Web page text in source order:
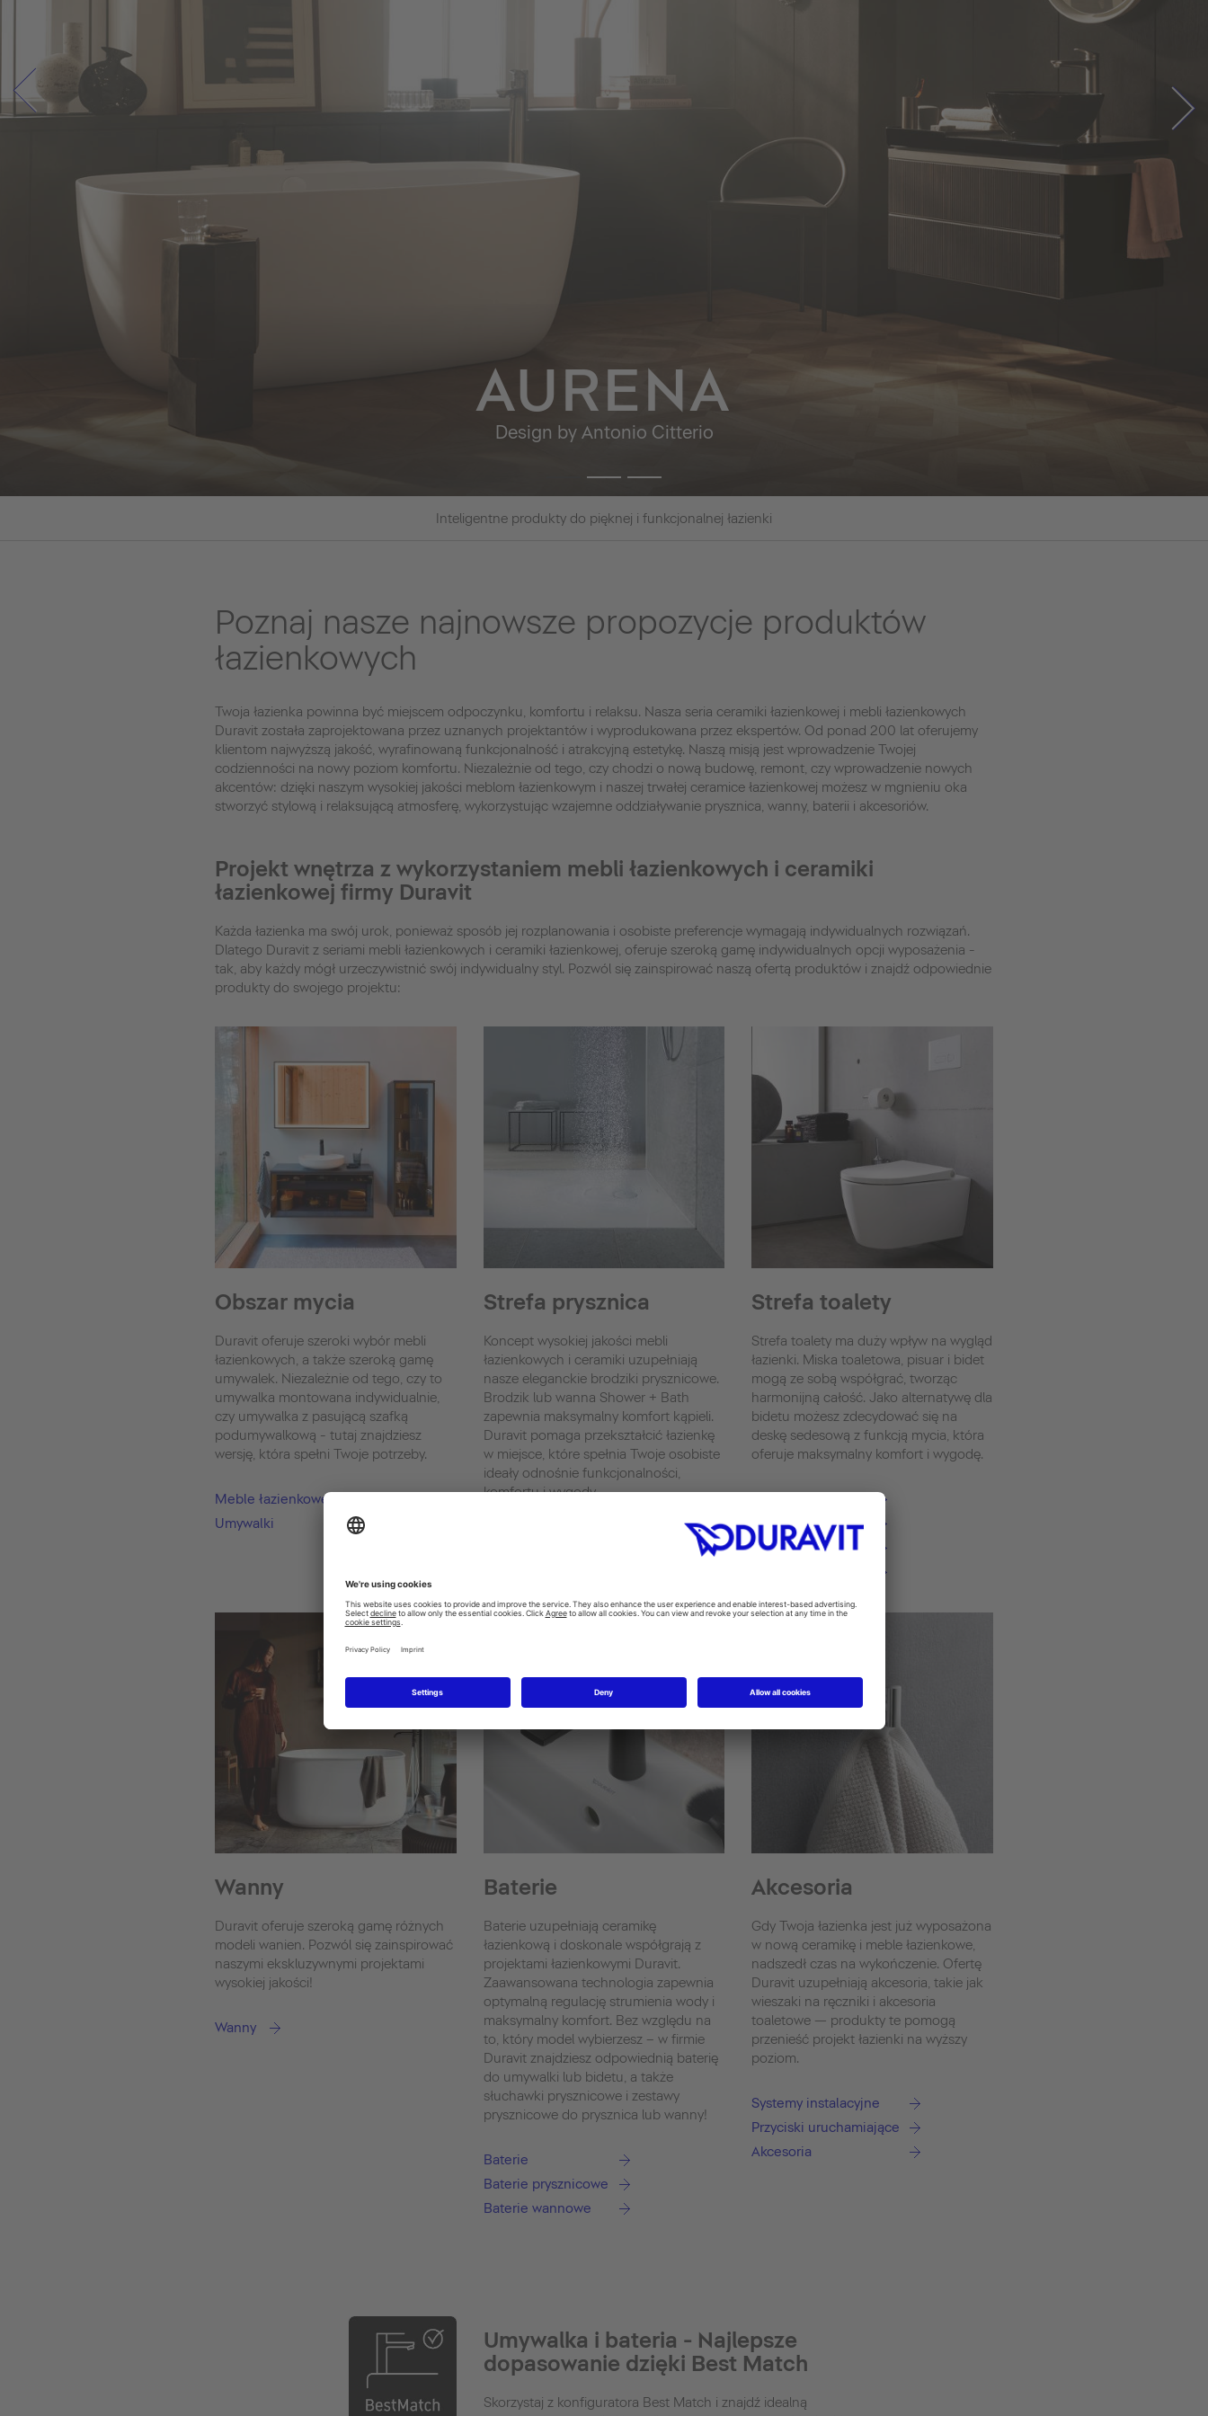
AURENA
Design by Antonio Citterio
Inteligentne produkty do pięknej i funkcjonalnej łazienki
Poznaj nasze najnowsze propozycje produktów
łazienkowych
Twoja łazienka powinna być miejscem odpoczynku, komfortu i relaksu. Nasza seria ceramiki łazienkowej i mebli łazienkowych
Duravit została zaprojektowana przez uznanych projektantów i wyprodukowana przez ekspertów. Od ponad 200 lat oferujemy
klientom najwyższą jakość, wyrafinowaną funkcjonalność i atrakcyjną estetykę. Naszą misją jest wprowadzenie Twojej
codzienności na nowy poziom komfortu. Niezależnie od tego, czy chodzi o nową budowę, remont, czy wprowadzenie nowych
akcentów: dzięki naszym wysokiej jakości meblom łazienkowym i naszej trwałej ceramice łazienkowej możesz w mgnieniu oka
stworzyć stylową i relaksującą atmosferę, wykorzystując wzajemne oddziaływanie prysznica, wanny, baterii i akcesoriów.
Projekt wnętrza z wykorzystaniem mebli łazienkowych i ceramiki
łazienkowej firmy Duravit
Każda łazienka ma swój urok, ponieważ sposób jej rozplanowania i osobiste preferencje wymagają indywidualnych rozwiązań.
Dlatego Duravit z seriami mebli łazienkowych i ceramiki łazienkowej, oferuje szeroką gamę indywidualnych opcji wyposażenia -
tak, aby każdy mógł urzeczywistnić swój indywidualny styl. Pozwól się zainspirować naszą ofertą produktów i znajdź odpowiednie
produkty do swojego projektu:
Obszar mycia
Duravit oferuje szeroki wybór mebli
łazienkowych, a także szeroką gamę
umywalek. Niezależnie od tego, czy to
umywalka montowana indywidualnie,
czy umywalka z pasującą szafką
podumywalkową - tutaj znajdziesz
wersję, która spełni Twoje potrzeby.
Meble łazienkowe
Umywalki
Strefa prysznica
Koncept wysokiej jakości mebli
łazienkowych i ceramiki uzupełniają
nasze eleganckie brodziki prysznicowe.
Brodzik lub wanna Shower + Bath
zapewnia maksymalny komfort kąpieli.
Duravit pomaga przekształcić łazienkę
w miejsce, które spełnia Twoje osobiste
ideały odnośnie funkcjonalności,
komfortu i wygody.
Strefa toalety
Strefa toalety ma duży wpływ na wygląd
łazienki. Miska toaletowa, pisuar i bidet
mogą ze sobą współgrać, tworząc
harmonijną całość. Jako alternatywę dla
bidetu możesz zdecydować się na
deskę sedesową z funkcją mycia, która
oferuje maksymalny komfort i wygodę.
Pisuary
Bidety
Wanny
Duravit oferuje szeroką gamę różnych
modeli wanien. Pozwól się zainspirować
naszymi ekskluzywnymi projektami
wysokiej jakości!
Wanny
Baterie
Baterie uzupełniają ceramikę
łazienkową i doskonale współgrają z
projektami łazienkowymi Duravit.
Zaawansowana technologia zapewnia
optymalną regulację strumienia wody i
maksymalny komfort. Bez względu na
to, który model wybierzesz – w firmie
Duravit znajdziesz odpowiednią baterię
do umywalki lub bidetu, a także
słuchawki prysznicowe i zestawy
prysznicowe do prysznica lub wanny!
Baterie
Baterie prysznicowe
Baterie wannowe
Akcesoria
Gdy Twoja łazienka jest już wyposażona
w nową ceramikę i meble łazienkowe,
nadszedł czas na wykończenie. Ofertę
Duravit uzupełniają akcesoria, takie jak
wieszaki na ręczniki i akcesoria
toaletowe — produkty te pomogą
przenieść projekt łazienki na wyższy
poziom.
Systemy instalacyjne
Przyciski uruchamiające
Akcesoria
Umywalka i bateria - Najlepsze
dopasowanie dzięki Best Match
Skorzystaj z konfiguratora Best Match i znajdź idealną